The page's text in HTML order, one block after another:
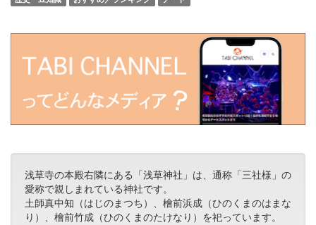
浅草寺の本殿右隣にある「浅草神社」は、通称「三社様」の
愛称で親しまれている神社です。
土師真中知（はじのまつち）、檜前浜成（ひのくまのはまな
り）、檜前竹成（ひのくまのたけなり）を祀っています。